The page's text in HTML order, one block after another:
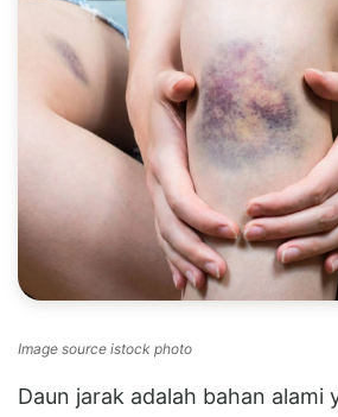
Image source istock photo
Daun jarak adalah bahan alami